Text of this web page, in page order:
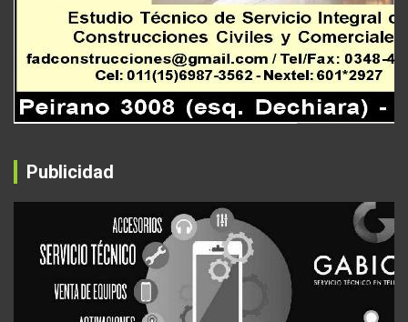
Publicidad